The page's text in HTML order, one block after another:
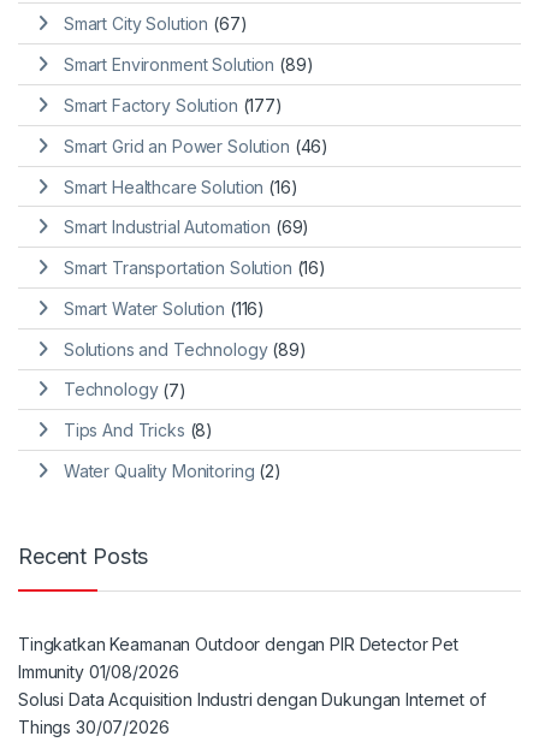
Smart City Solution (67)
Smart Environment Solution (89)
Smart Factory Solution (177)
Smart Grid an Power Solution (46)
Smart Healthcare Solution (16)
Smart Industrial Automation (69)
Smart Transportation Solution (16)
Smart Water Solution (116)
Solutions and Technology(89)
Technology(7)
Tips And Tricks (8)
Water Quality Monitoring (2)
Recent Posts
Tingkatkan Keamanan Outdoor dengan PIR Detector Pet
Immunity 01/08/2026
Solusi Data Acquisition Industri dengan Dukungan Internet of
Things 30/07/2026